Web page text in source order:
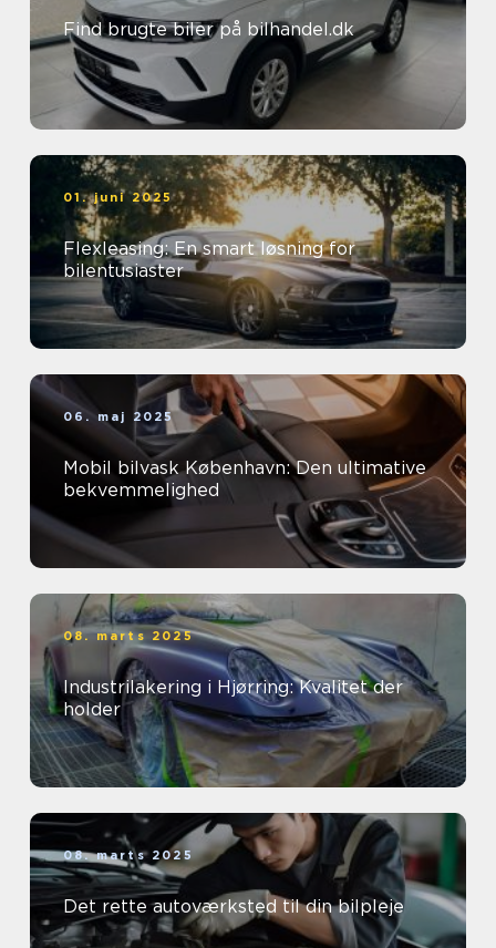
Find brugte biler på bilhandel.dk
01. juni 2025
Flexleasing: En smart løsning for
bilentusiaster
06. maj 2025
Mobil bilvask København: Den ultimative
bekvemmelighed
08. marts 2025
Industrilakering i Hjørring: Kvalitet der
holder
08. marts 2025
Det rette autoværksted til din bilpleje